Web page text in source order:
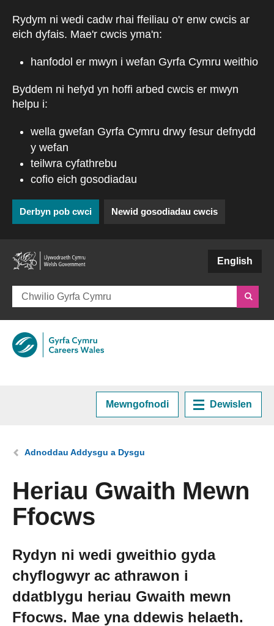
Rydym ni wedi cadw rhai ffeiliau o'r enw cwcis ar
eich dyfais. Mae'r cwcis yma'n:
hanfodol er mwyn i wefan Gyrfa Cymru weithio
Byddem ni hefyd yn hoffi arbed cwcis er mwyn
helpu i:
wella gwefan Gyrfa Cymru drwy fesur defnydd
y wefan
teilwra cyfathrebu
cofio eich gosodiadau
Derbyn pob cwci Newid gosodiadau cwcis
English
Mewngofnodi Dewislen
Cynllunio eich Gyrfa
Cyrsiau a Hyfforddiant
Cael Swydd
Prentisiaethau
Rydych chi yma:
Adnoddau Addysgu a Dysgu
Heriau Gwaith Mewn
Ffocws
Rydyn ni wedi gweithio gyda
chyflogwyr ac athrawon i
ddatblygu heriau Gwaith mewn
Ffocws. Mae yna ddewis helaeth.